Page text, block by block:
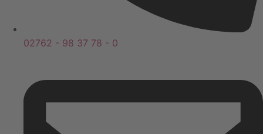
02762 - 98 37 78 - 0